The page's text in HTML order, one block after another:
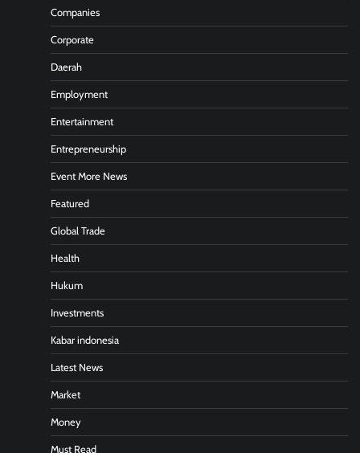
Companies
Corporate
Daerah
Employment
Entertainment
Entrepreneurship
Event More News
Featured
Global Trade
Health
Hukum
Investments
Kabar indonesia
Latest News
Market
Money
Must Read